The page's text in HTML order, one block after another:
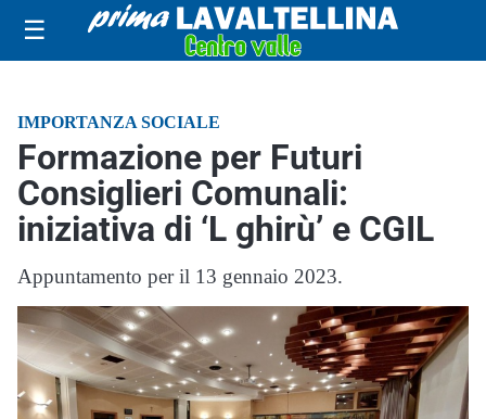
☰
IMPORTANZA SOCIALE
Formazione per Futuri
Consiglieri Comunali:
iniziativa di ‘L ghirù’ e CGIL
Appuntamento per il 13 gennaio 2023.